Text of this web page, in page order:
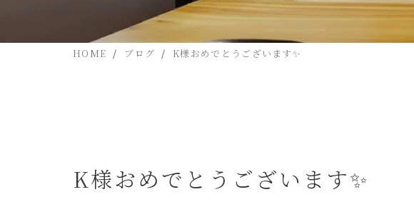
HOME ブログ K様おめでとうございます✨
K様おめでとうございます✨